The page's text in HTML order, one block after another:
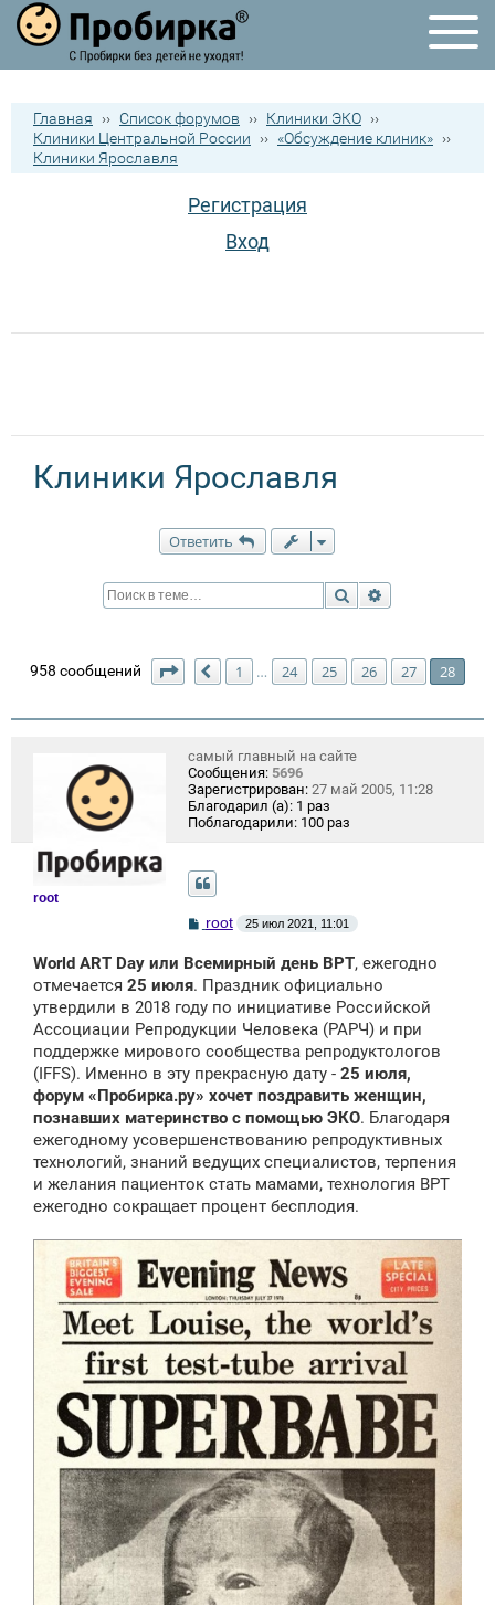
Главная ›› Список форумов ›› Клиники ЭКО ››
Клиники Центральной России
›› «Обсуждение клиник» ››
Клиники Ярославля
Регистрация
Вход
Клиники Ярославля
Ответить
Поиск
958 сообщений Страница 28 из28
Пред.
1 … 24 25 26 27 28
root
самый главный на сайте
Сообщения: 5696
Зарегистрирован: 27 май 2005, 11:28
Благодарил (а): 1 раз
Поблагодарили: 100 раз
С
б
щ
н
и
root 25 июл 2021, 11:01
World ART Day или Всемирный день ВРТ, ежегодно
отмечается 25 июля. Праздник официально
утвердили в 2018 году по инициативе Российской
Ассоциации Репродукции Человека (РАРЧ) и при
поддержке мирового сообщества репродуктологов
(IFFS). Именно в эту прекрасную дату - 25 июля,
форум «Пробирка.ру» хочет поздравить женщин,
познавших материнство с помощью ЭКО. Благодаря
ежегодному усовершенствованию репродуктивных
технологий, знаний ведущих специалистов, терпения
и желания пациенток стать мамами, технология ВРТ
ежегодно сокращает процент бесплодия.